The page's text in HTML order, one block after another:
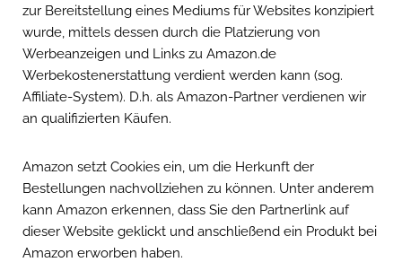
zur Bereitstellung eines Mediums für Websites konzipiert
wurde, mittels dessen durch die Platzierung von
Werbeanzeigen und Links zu Amazon.de
Werbekostenerstattung verdient werden kann (sog.
Affiliate-System). D.h. als Amazon-Partner verdienen wir
an qualifizierten Käufen.
Amazon setzt Cookies ein, um die Herkunft der
Bestellungen nachvollziehen zu können. Unter anderem
kann Amazon erkennen, dass Sie den Partnerlink auf
dieser Website geklickt und anschließend ein Produkt bei
Amazon erworben haben.